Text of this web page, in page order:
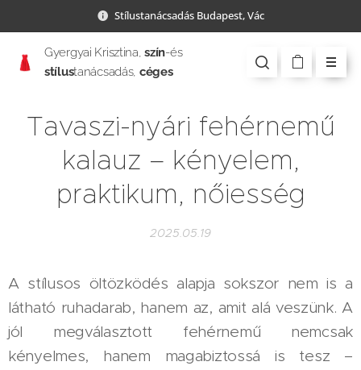
Stílustanácsadás Budapest, Vác
Gyergyai Krisztina, szín-és
stílustanácsadás, céges
Tavaszi-nyári fehérnemű
kalauz – kényelem,
praktikum, nőiesség
2025.05.19
A stílusos öltözködés alapja sokszor nem is a
látható ruhadarab, hanem az, amit alá veszünk. A
jól megválasztott fehérnemű nemcsak
kényelmes, hanem magabiztossá is tesz –